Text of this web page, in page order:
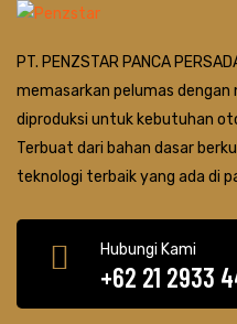
PT. PENZSTAR PANCA
memasarkan pelumas dengan
diproduksi untuk kebutuhan
Terbuat dari bahan dasar
teknologi terbaik yang ada di
Hubungi Kami
+62 21 2933